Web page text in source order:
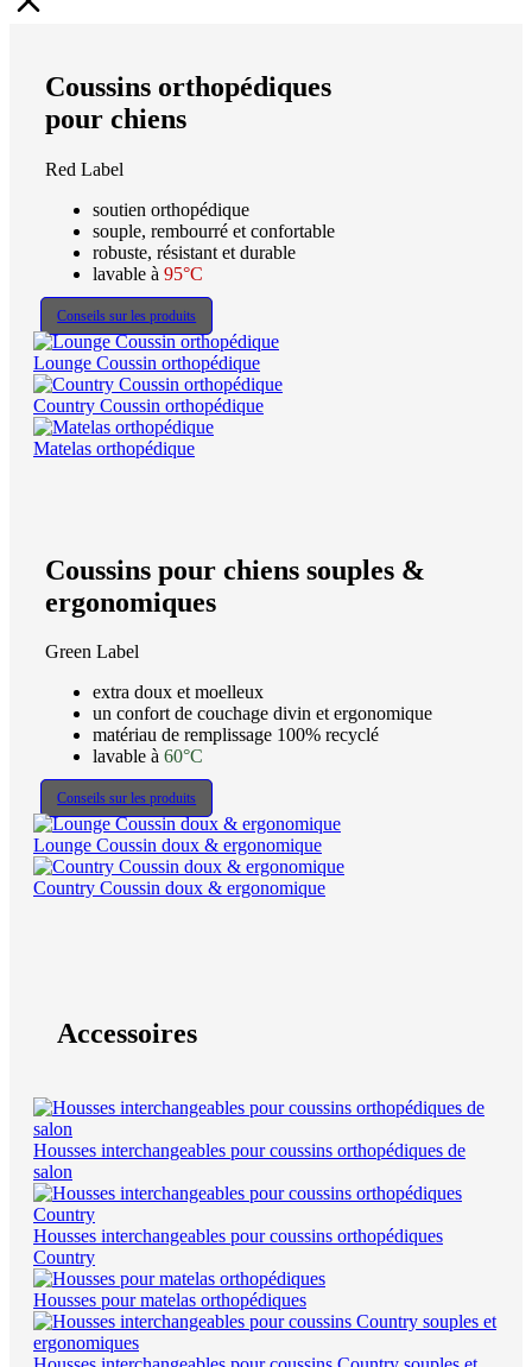
Coussins orthopédiques
pour chiens
Red Label
soutien orthopédique
souple, rembourré et confortable
robuste, résistant et durable
lavable à 95°C
Conseils sur les produits
Lounge Coussin orthopédique
Country Coussin orthopédique
Matelas orthopédique
Coussins pour chiens souples &
ergonomiques
Green Label
extra doux et moelleux
un confort de couchage divin et ergonomique
matériau de remplissage 100% recyclé
lavable à 60°C
Conseils sur les produits
Lounge Coussin doux & ergonomique
Country Coussin doux & ergonomique
Accessoires
Housses interchangeables pour coussins orthopédiques de
salon
Housses interchangeables pour coussins orthopédiques
Country
Housses pour matelas orthopédiques